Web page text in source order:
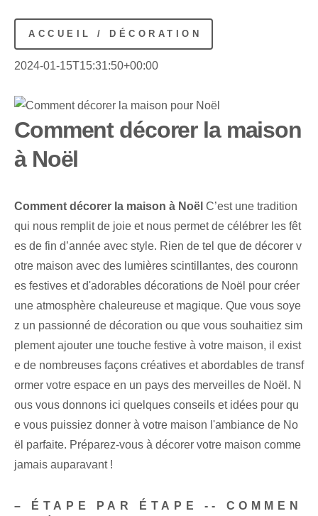
ACCUEIL / DÉCORATION
2024-01-15T15:31:50+00:00
Comment décorer la maison
à Noël
Comment décorer la maison à Noël C’est une tradition
qui nous remplit de joie et nous permet de célébrer les fêt
es de fin d’année avec style. Rien de tel que de décorer v
otre maison avec des lumières scintillantes, des couronn
es festives et d'adorables décorations de Noël pour créer
une atmosphère chaleureuse et magique. Que vous soye
z un passionné de décoration ou que vous souhaitiez sim
plement ajouter une touche festive à votre maison, il exist
e de nombreuses façons créatives et abordables de transf
ormer votre espace en un pays des merveilles de Noël. N
ous vous donnons ici quelques conseils et idées pour qu
e vous puissiez donner à votre maison l'ambiance de No
ël parfaite. Préparez-vous à décorer votre maison comme
jamais auparavant !
– ÉTAPE PAR ÉTAPE -- COMMEN